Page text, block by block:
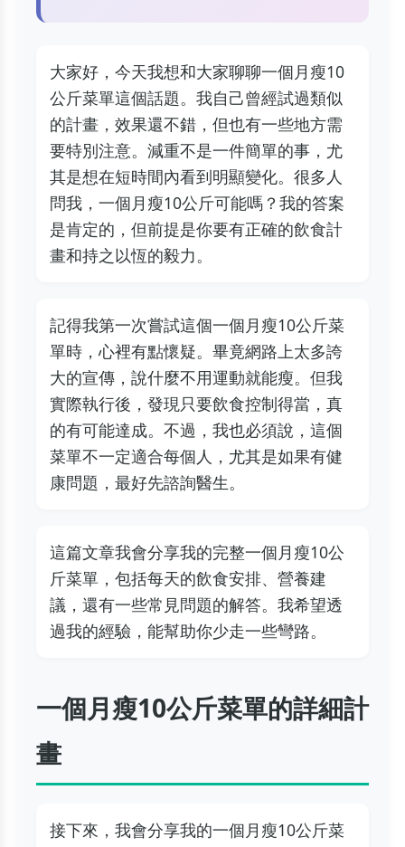
大家好，今天我想和大家聊聊一個月瘦10
公斤菜單這個話題。我自己曾經試過類似
的計畫，效果還不錯，但也有一些地方需
要特別注意。減重不是一件簡單的事，尤
其是想在短時間內看到明顯變化。很多人
問我，一個月瘦10公斤可能嗎？我的答案
是肯定的，但前提是你要有正確的飲食計
畫和持之以恆的毅力。
記得我第一次嘗試這個一個月瘦10公斤菜
單時，心裡有點懷疑。畢竟網路上太多誇
大的宣傳，說什麼不用運動就能瘦。但我
實際執行後，發現只要飲食控制得當，真
的有可能達成。不過，我也必須說，這個
菜單不一定適合每個人，尤其是如果有健
康問題，最好先諮詢醫生。
這篇文章我會分享我的完整一個月瘦10公
斤菜單，包括每天的飲食安排、營養建
議，還有一些常見問題的解答。我希望透
過我的經驗，能幫助你少走一些彎路。
一個月瘦10公斤菜單的詳細計
畫
接下來，我會分享我的一個月瘦10公斤菜